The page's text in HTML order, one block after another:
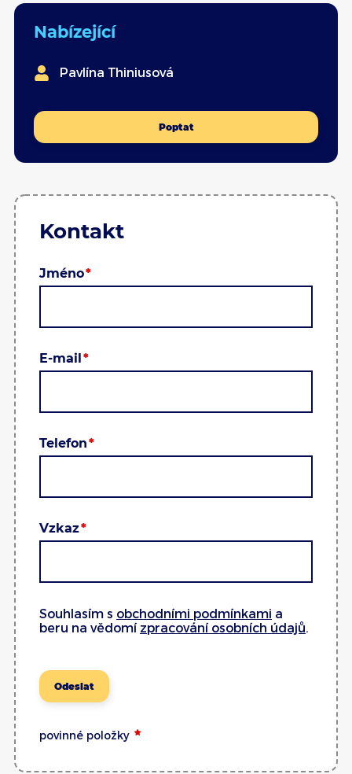
Nabízející
Pavlína Thiniusová
Poptat
Kontakt
Jméno
E-mail
Telefon
Vzkaz
Souhlasím s obchodními podmínkami a
beru na vědomí zpracování osobních údajů
Odeslat
povinné položky